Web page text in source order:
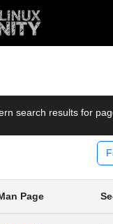
search results for
Page